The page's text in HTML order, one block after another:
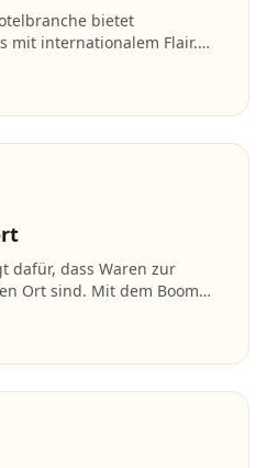
bietet
mit internationalem Flair.
Leidenschaft und
dafür, dass Waren zur
Ort sind. Mit dem Boom
Die Branche bietet